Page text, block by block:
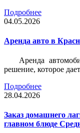
Подробнее
04.05.2026
Аренда авто в
Аренда
решение, которое
Подробнее
28.04.2026
Заказ домашнего
главном блюде